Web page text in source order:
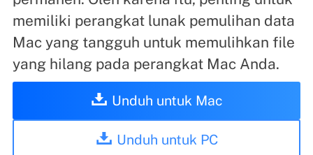
memiliki perangkat lunak pemulihan data
Mac yang tangguh untuk memulihkan file
yang hilang pada perangkat Mac Anda.
Unduh untuk Mac
Unduh untuk PC